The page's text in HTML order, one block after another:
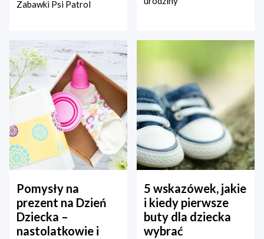
Zabawki Psi Patrol
Pomysły na
prezent na Dzień
Dziecka –
nastolatkowie i
5 wskazówek, jakie
i kiedy pierwsze
buty dla dziecka
wybrać